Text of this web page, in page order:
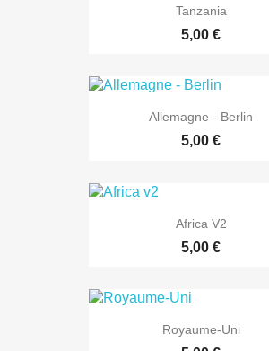
Tanzania
5,00 €
Allemagne - Berlin
5,00 €
Africa V2
5,00 €
Royaume-Uni